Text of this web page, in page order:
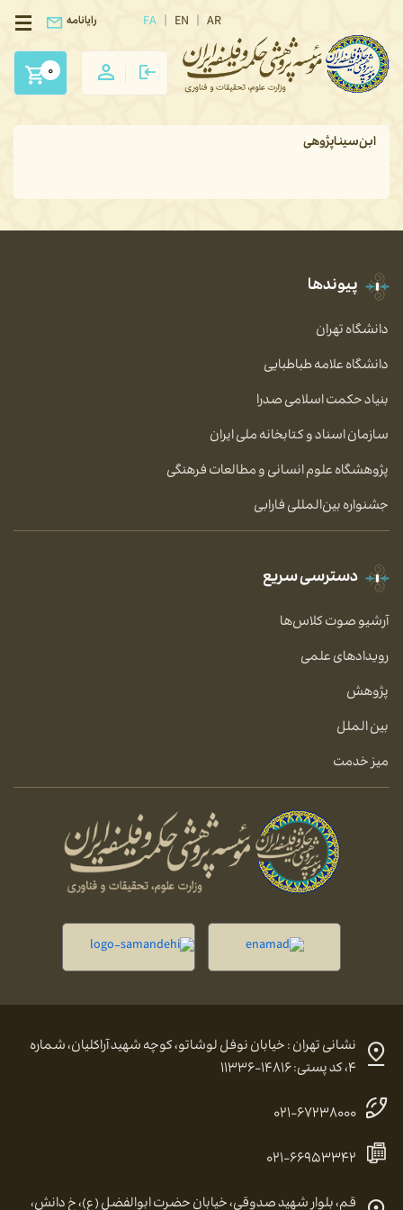
FA EN AR رایانامه
0
ابن‌سیناپژوهی
پیوندها
دانشگاه تهران
دانشگاه علامه طباطبایی
بنیاد حکمت اسلامی صدرا
سازمان اسناد و کتابخانه ملی ایران
پژوهشگاه علوم انسانی و مطالعات فرهنگی
جشنواره بین‌المللی فارابی
دسترسی سریع
آرشیو صوت کلاس‌ها
رویدادهای علمی
پژوهش
بین الملل
میز خدمت
نشانی تهران : خیابان نوفل لوشاتو، کوچه شهید آراکلیان، شماره
۴، کد پستی: ۱۴۸۱۶-۱۱۳۳۶
۰۲۱-۶۷۲۳۸۰۰۰
۰۲۱-۶۶۹۵۳۳۴۲
قم، بلوار شهید صدوقی، خیابان حضرت ابوالفضل (ع)، خ دانش،